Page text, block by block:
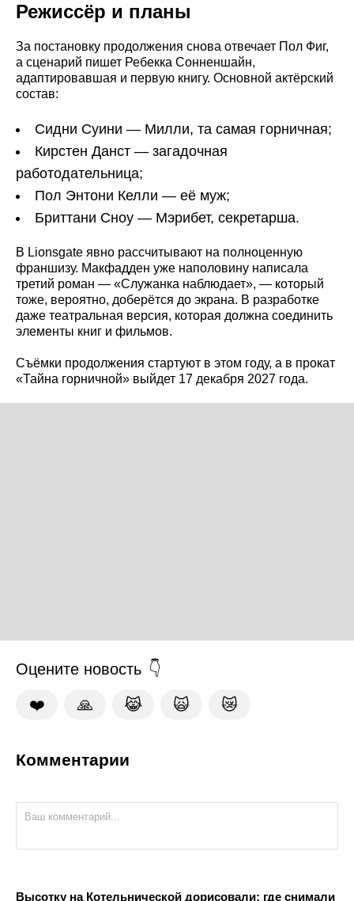
Режиссёр и планы
За постановку продолжения снова отвечает Пол Фиг,
а сценарий пишет Ребекка Сонненшайн,
адаптировавшая и первую книгу. Основной актёрский
состав:
Сидни Суини — Милли, та самая горничная;
Кирстен Данст — загадочная
работодательница;
Пол Энтони Келли — её муж;
Бриттани Сноу — Мэрибет, секретарша.
В Lionsgate явно рассчитывают на полноценную
франшизу. Макфадден уже наполовину написала
третий роман — «Служанка наблюдает», — который
тоже, вероятно, доберётся до экрана. В разработке
даже театральная версия, которая должна соединить
элементы книг и фильмов.
Съёмки продолжения стартуют в этом году, а в прокат
«Тайна горничной» выйдет 17 декабря 2027 года.
Оцените новость
❤️ 🙏 😹 🙀 😿
Комментарии
Высотку на Котельнической дорисовали: где снимали